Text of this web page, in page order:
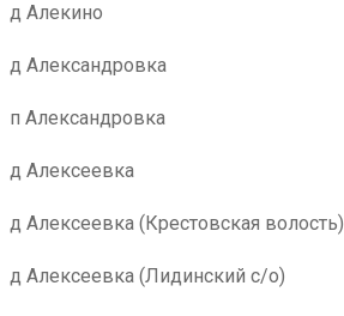
д Алекино
д Александровка
п Александровка
д Алексеевка
д Алексеевка (Крестовская волость)
д Алексеевка (Лидинский с/о)